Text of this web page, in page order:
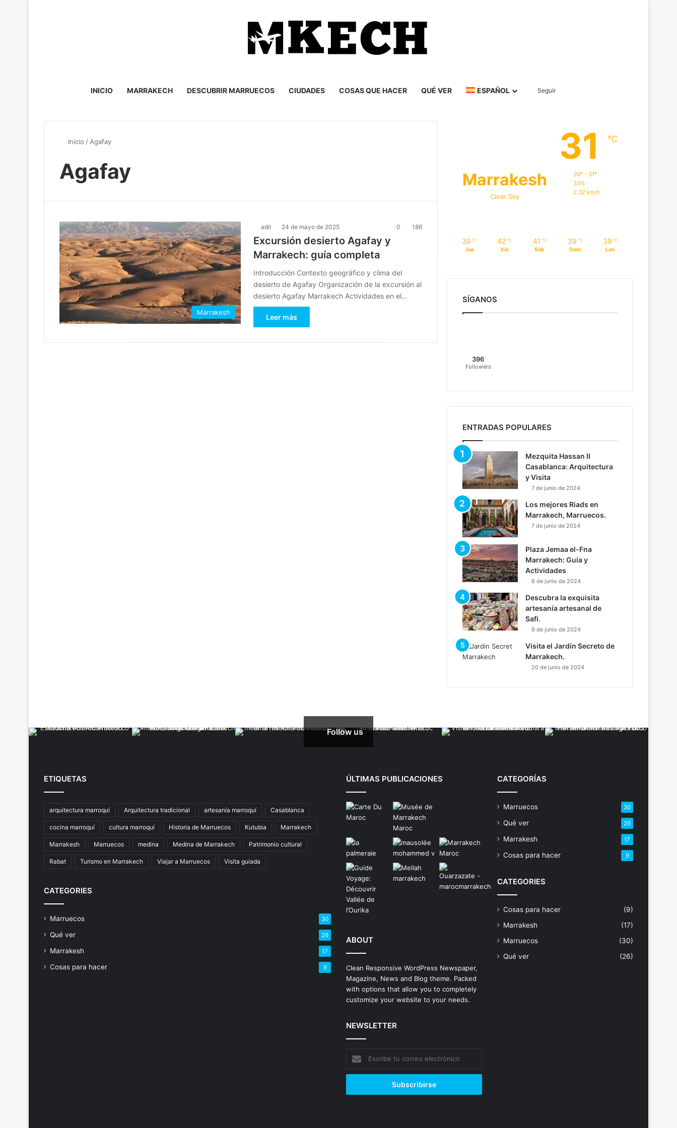
INICIO MARRAKECH DESCUBRIR MARRUECOS CIUDADES COSAS QUE HACER QUÉ VER ESPAÑOL Seguir
Inicio / Agafay
Agafay
Marrakesh
adil 24 de mayo de 2025 0 186
Excursión desierto Agafay y
Marrakech: guía completa
Introducción Contexto geográfico y clima del
desierto de Agafay Organización de la excursión al
desierto Agafay Marrakech Actividades en el…
Leer más
Marrakesh
Clear Sky
31 ℃
39º - 31º
33%
2.32 km/h
39 ℃
Jue
42 ℃
Vie
41 ℃
Sáb
39 ℃
Dom
39 ℃
Lun
SÍGANOS
396
Followers
ENTRADAS POPULARES
Mezquita Hassan II
Casablanca: Arquitectura
y Visita
7 de junio de 2024
Los mejores Riads en
Marrakech, Marruecos.
7 de junio de 2024
Plaza Jemaa el-Fna
Marrakech: Guía y
Actividades
6 de junio de 2024
Descubra la exquisita
artesanía artesanal de
Safi.
9 de junio de 2024
Visita el Jardín Secreto de
Marrakech.
20 de junio de 2024
Follow us
ETIQUETAS
arquitectura marroquí Arquitectura tradicional artesanía marroquí Casablanca
cocina marroquí cultura marroquí Historia de Marruecos Kutubia Marrakech
Marrakesh Marruecos medina Medina de Marrakech Patrimonio cultural
Rabat Turismo en Marrakech Viajar a Marruecos Visita guiada
CATEGORIES
Marruecos 30
Qué ver 26
Marrakesh 17
Cosas para hacer 9
ÚLTIMAS PUBLICACIONES
ABOUT
Clean Responsive WordPress Newspaper,
Magazine, News and Blog theme. Packed
with options that allow you to completely
customize your website to your needs.
NEWSLETTER
tu
correo
CATEGORÍAS
Marruecos 30
Qué ver 26
Marrakesh 17
Cosas para hacer 9
CATEGORIES
Cosas para hacer
(9)
Marrakesh
(17)
Marruecos
(30)
Qué ver
(26)